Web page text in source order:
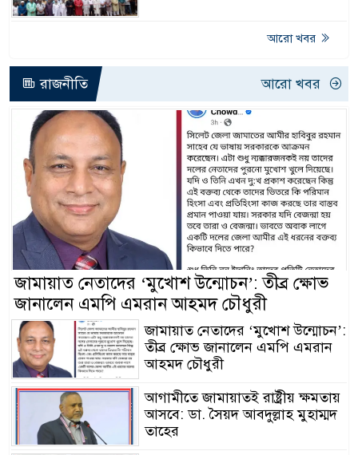
আরো খবর
রাজনীতি আরো খবর
জামায়াত নেতাদের ‘মুখোশ উন্মোচন’: তীব্র ক্ষোভ
জানালেন এমপি এমরান আহমদ চৌধুরী
জামায়াত নেতাদের ‘মুখোশ উন্মোচন’:
তীব্র ক্ষোভ জানালেন এমপি এমরান
আহমদ চৌধুরী
আগামীতে জামায়াতই রাষ্ট্রীয় ক্ষমতায়
আসবে: ডা. সৈয়দ আবদুল্লাহ মুহাম্মদ
তাহের